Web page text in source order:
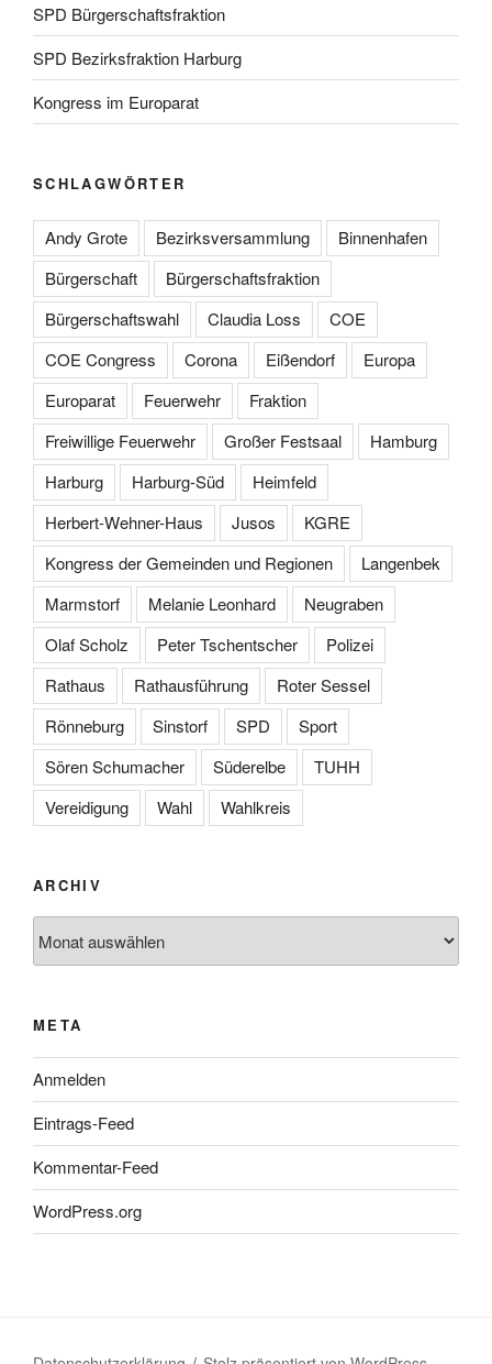
SPD Bürgerschaftsfraktion
SPD Bezirksfraktion Harburg
Kongress im Europarat
SCHLAGWÖRTER
Andy Grote Bezirksversammlung
Binnenhafen
Bürgerschaft
Bürgerschaftsfraktion
Bürgerschaftswahl
Claudia Loss
COE
COE Congress
Corona Eißendorf
Europa
Europarat
Feuerwehr
Fraktion
Freiwillige Feuerwehr
Großer Festsaal
Hamburg
Harburg
Harburg-Süd
Heimfeld
Herbert-Wehner-Haus
Jusos
KGRE
Kongress der Gemeinden und Regionen
Langenbek
Marmstorf
Melanie Leonhard
Neugraben
Olaf Scholz
Peter Tschentscher
Polizei
Rathaus
Rathausführung
Roter Sessel
Rönneburg
Sinstorf SPD
Sport
Sören Schumacher
Süderelbe
TUHH
Vereidigung
Wahl Wahlkreis
ARCHIV
META
Anmelden
Eintrags-Feed
Kommentar-Feed
WordPress.org